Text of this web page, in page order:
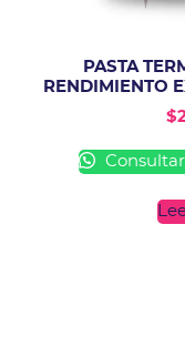
PASTA
RENDIMIENTO
$